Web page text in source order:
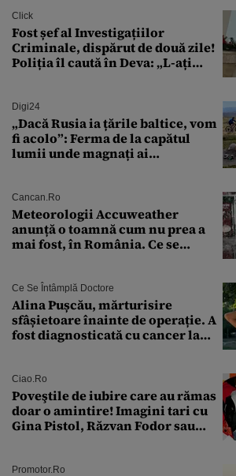
Click
Fost șef al Investigațiilor
Criminale, dispărut de două zile!
Poliția îl caută în Deva: „L-ați
Digi24
„Dacă Rusia ia țările baltice, vom
fi acolo”: Ferma de la capătul
lumii unde magnați ai
Cancan.ro
Meteorologii Accuweather
anunță o toamnă cum nu prea a
mai fost, în România. Ce se
București. Pe ce dată ninge
Ce Se Întâmplă Doctore
Alina Pușcău, mărturisire
sfâșietoare înainte de operație. A
fost diagnosticată cu cancer la
îmi salvez viața”
Ciao.ro
Poveştile de iubire care au rămas
doar o amintire! Imagini tari cu
Gina Pistol, Răzvan Fodor sau
Promotor.ro